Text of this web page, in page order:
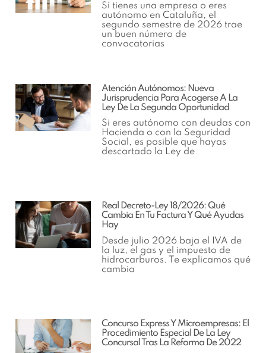
Si tienes una empresa o eres
autónomo en Cataluña, el
segundo semestre de 2026 trae
un buen número de
convocatorias
Atención Autónomos: Nueva
Jurisprudencia Para Acogerse A La
Ley De La Segunda Oportunidad
Si eres autónomo con deudas con
Hacienda o con la Seguridad
Social, es posible que hayas
descartado la Ley de
Real Decreto-Ley 18/2026: Qué
Cambia En Tu Factura Y Qué Ayudas
Hay
Desde julio 2026 baja el IVA de
la luz, el gas y el impuesto de
hidrocarburos. Te explicamos qué
cambia
Concurso Express Y Microempresas: El
Procedimiento Especial De La Ley
Concursal Tras La Reforma De 2022